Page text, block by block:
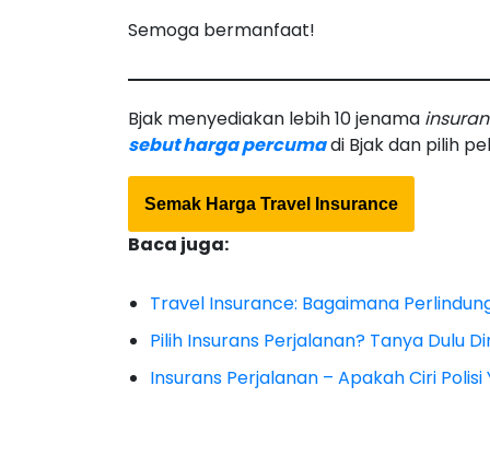
Semoga bermanfaat!
Bjak menyediakan lebih 10 jenama
sebut harga percumadi Bjak dan pilih
Semak Harga Travel Insurance
Baca juga:
Travel Insurance: Bagaimana
Pilih Insurans Perjalanan? Tanya Dulu
Insurans Perjalanan – Apakah Ciri